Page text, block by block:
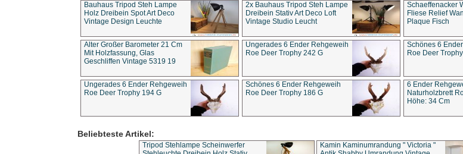
Bauhaus Tripod Steh Lampe
Holz Dreibein Spot Art Deco
Vintage Design Leuchte
2x Bauhaus Tripod Steh Lampe
Dreibein Stativ Art Deco Loft
Vintage Studio Leucht
Schaeffenacker
Fliese Relief
Plaque Fisch
Alter Großer Barometer 21 Cm
Mit Holzfassung, Glas
Geschliffen Vintage 5319 19
Ungerades 6 Ender Rehgeweih
Roe Deer Trophy 242 G
Schönes 6
Roe Deer
Ungerades 6 Ender Rehgeweih
Roe Deer Trophy 194 G
Schönes 6 Ender Rehgeweih
Roe Deer Trophy 186 G
6 Ender
Naturholzbrett
Höhe: 34 Cm
Beliebteste Artikel:
Tripod Stehlampe Scheinwerfer
Kamin Kaminumrandung " Victoria "